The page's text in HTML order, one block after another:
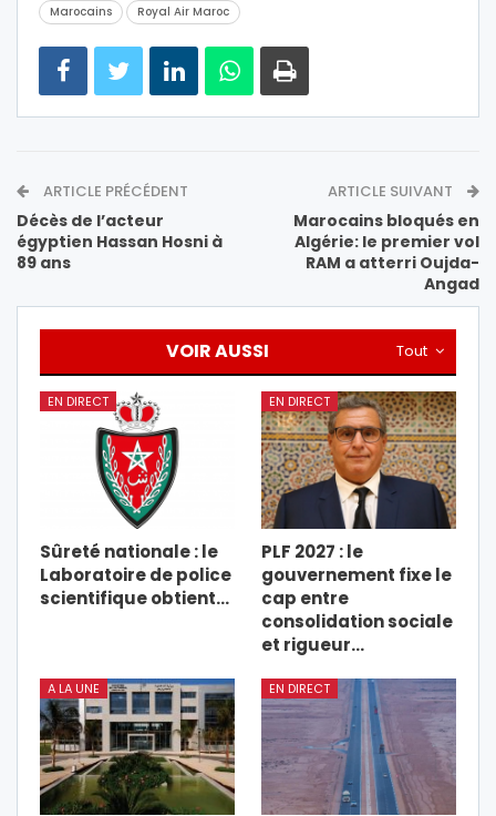
Marocains
Royal Air Maroc
ARTICLE PRÉCÉDENT
Décès de l’acteur
égyptien Hassan Hosni à
89 ans
ARTICLE SUIVANT
Marocains bloqués en
Algérie: le premier vol
RAM a atterri Oujda-
Angad
Tout
VOIR AUSSI
EN DIRECT
Sûreté nationale : le
Laboratoire de police
scientifique obtient…
EN DIRECT
PLF 2027 : le
gouvernement fixe le
cap entre
consolidation sociale
et rigueur…
A LA UNE EN DIRECT